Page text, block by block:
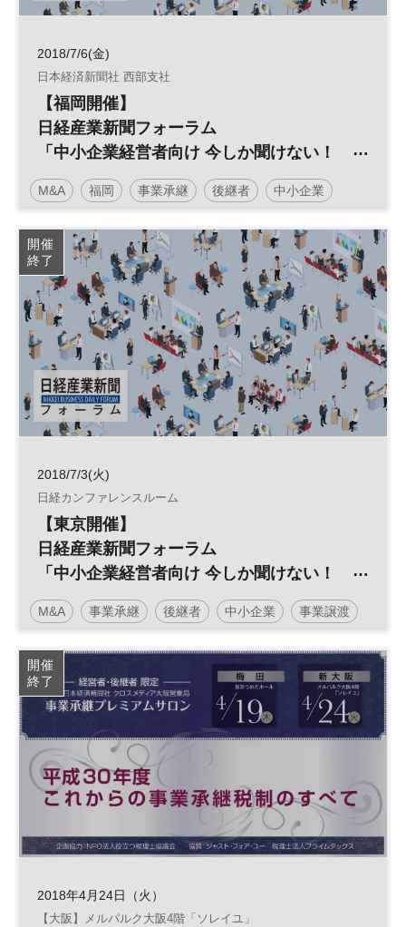
2018/7/6(金)
日本経済新聞社 西部支社
【福岡開催】
日経産業新聞フォーラム
「中小企業経営者向け 今しか聞けない！
事業承継M&A準備セミナー（入門編）」
M&A 福岡 事業承継 後継者 中小企業
事業譲渡 廃業 引き継ぎ
日経産業新聞フォーラム
開催
終了
2018/7/3(火)
日経カンファレンスルーム
【東京開催】
日経産業新聞フォーラム
「中小企業経営者向け 今しか聞けない！
事業承継M&A準備セミナー（入門編）」
M&A 事業承継 後継者 中小企業 事業譲渡
廃業 引き継ぎ
日経産業新聞フォーラム
開催
終了
2018年4月24日（火）
【大阪】メルパルク大阪4階「ソレイユ」